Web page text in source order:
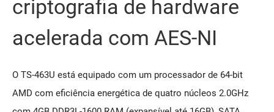
criptografia de hardware
acelerada com AES-NI
O TS-463U está equipado com um processador de 64-bit
AMD com eficiência energética de quatro núcleos 2.0GHz